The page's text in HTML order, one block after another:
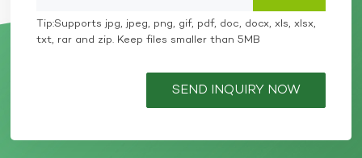
Tip:Supports jpg, jpeg, png, gif, pdf, doc, docx, xls, xlsx,
txt, rar and zip. Keep files smaller than 5MB
SEND INQUIRY NOW